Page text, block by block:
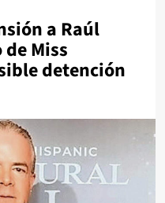
a Raúl
Miss
detención